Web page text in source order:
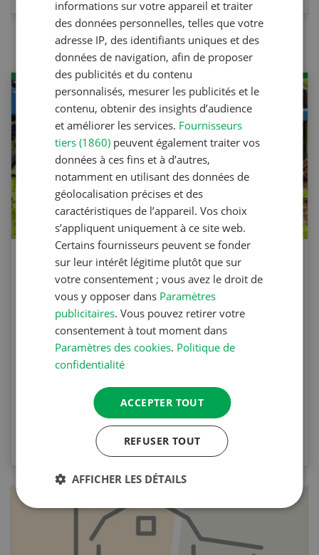
Agri Quiz sur le désherbage
mécanique
Testez vos connaissances en participant à
l’Agri Quiz de la Revue UFA. Les questions
portent sur le désherbage mécanique et les
VERS LE QUIZ
informations sur votre appareil et traiter
des données personnelles, telles que votre
adresse IP, des identifiants uniques et des
données de navigation, afin de proposer
des publicités et du contenu
personnalisés, mesurer les publicités et le
contenu, obtenir des insights d’audience
et améliorer les services. Fournisseurs
tiers (1860) peuvent également traiter vos
données à ces fins et à d’autres,
notamment en utilisant des données de
géolocalisation précises et des
caractéristiques de l’appareil. Vos choix
s’appliquent uniquement à ce site web.
Certains fournisseurs peuvent se fonder
sur leur intérêt légitime plutôt que sur
votre consentement ; vous avez le droit de
vous y opposer dans Paramètres
publicitaires. Vous pouvez retirer votre
consentement à tout moment dans
Paramètres des cookies. Politique de
confidentialité
ACCEPTER TOUT
REFUSER TOUT
AFFICHER LES DÉTAILS